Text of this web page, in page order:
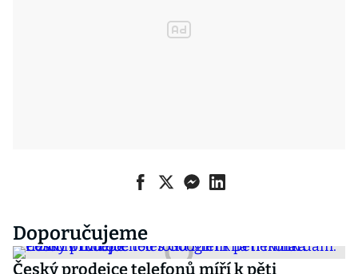
Doporučujeme
Český prodejce telefonů míří k pěti